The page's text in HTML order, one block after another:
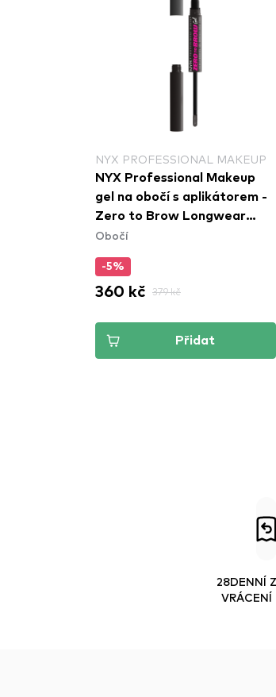
NYX PROFESSIONAL MAKEUP
NYX Professional Makeup
gel na obočí s aplikátorem -
Zero to Brow Longwear
Brow Gel - Black (ZTBG08)
Obočí
-5%
360 kč 379 kč
Přidat
28DENNÍ
VRÁCENÍ